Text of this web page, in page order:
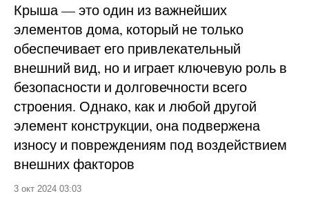
Крыша — это один из важнейших
элементов дома, который не только
обеспечивает его привлекательный
внешний вид, но и играет ключевую роль в
безопасности и долговечности всего
строения. Однако, как и любой другой
элемент конструкции, она подвержена
износу и повреждениям под воздействием
внешних факторов
3 окт 2024 03:03